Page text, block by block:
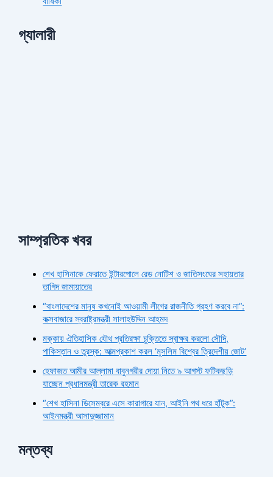
গ্যালারী
সাম্প্রতিক খবর
শেখ হাসিনাকে ফেরাতে ইন্টারপোলে রেড নোটিশ ও জাতিসংঘের সহায়তার
তাগিদ জামায়াতের
“বাংলাদেশের মানুষ কখনোই আওয়ামী লীগের রাজনীতি গ্রহণ করবে না”:
কক্সবাজারে স্বরাষ্ট্রমন্ত্রী সালাহউদ্দিন আহমদ
মক্কায় ঐতিহাসিক যৌথ প্রতিরক্ষা চুক্তিতে স্বাক্ষর করলো সৌদি,
পাকিস্তান ও তুরস্ক: আত্মপ্রকাশ করল ‘মুসলিম বিশ্বের ত্রিদেশীয় জোট’
হেফাজত আমীর আল্লামা বাবুনগরীর দোয়া নিতে ৯ আগস্ট ফটিকছড়ি
যাচ্ছেন প্রধানমন্ত্রী তারেক রহমান
“শেখ হাসিনা ডিসেম্বরে এসে কারাগারে যান, আইনি পথ ধরে হাঁটুক”:
আইনমন্ত্রী আসাদুজ্জামান
মন্তব্য